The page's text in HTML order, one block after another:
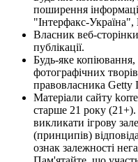
поширення
"Інтерфакс-Україна",
Власник веб-
публікації.
Будь-яке копіювання,
фотографічних
правовласника Getty
Матеріали сайту
старше 21 року (21+).
викликати ігрову
(принципів)
ознак залежності